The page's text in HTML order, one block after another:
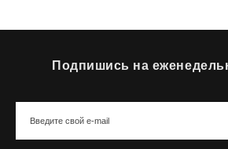
Подпишись на